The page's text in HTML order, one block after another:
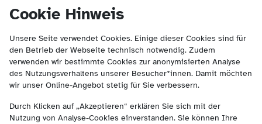
Cookie Hinweis
Unsere Seite verwendet Cookies. Einige dieser Cookies sind für
den Betrieb der Webseite technisch notwendig. Zudem
verwenden wir bestimmte Cookies zur anonymisierten Analyse
des Nutzungsverhaltens unserer Besucher*innen. Damit möchten
wir unser Online-Angebot stetig für Sie verbessern.
Durch Klicken auf „Akzeptieren“ erklären Sie sich mit der
Nutzung von Analyse-Cookies einverstanden. Sie können Ihre
springen
(Kontakt und Suche) springen.